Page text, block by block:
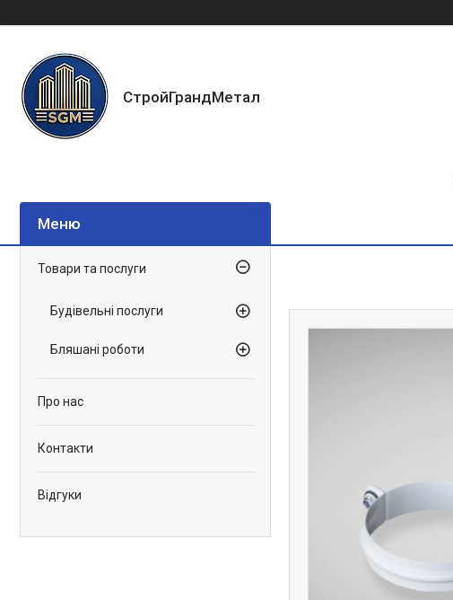
СтройГрандМетал
Товари та послуги
Будівельні послуги
Бляшані роботи
Про нас
Контакти
Відгуки